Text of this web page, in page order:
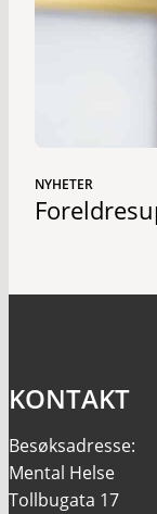
NYHETER
KONTAKT
Besøksadresse:
Mental Helse
Tollbugata 17